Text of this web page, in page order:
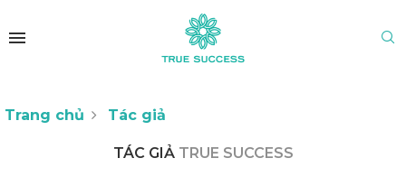
Trang chủ Tác giả
TÁC GIẢ TRUE SUCCESS